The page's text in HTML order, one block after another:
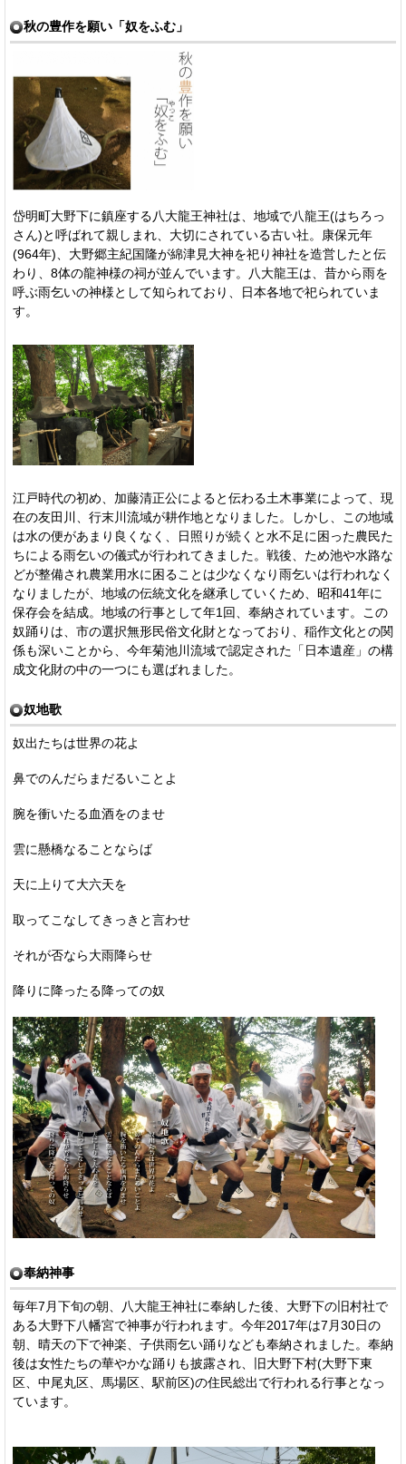
秋の豊作を願い「奴をふむ」
岱明町大野下に鎮座する八大龍王神社は、地域で八龍王(はちろっ
さん)と呼ばれて親しまれ、大切にされている古い社。康保元年
(964年)、大野郷主紀国隆が綿津見大神を祀り神社を造営したと伝
わり、8体の龍神様の祠が並んでいます。八大龍王は、昔から雨を
呼ぶ雨乞いの神様として知られており、日本各地で祀られていま
す。
江戸時代の初め、加藤清正公によると伝わる土木事業によって、現
在の友田川、行末川流域が耕作地となりました。しかし、この地域
は水の便があまり良くなく、日照りが続くと水不足に困った農民た
ちによる雨乞いの儀式が行われてきました。戦後、ため池や水路な
どが整備され農業用水に困ることは少なくなり雨乞いは行われなく
なりましたが、地域の伝統文化を継承していくため、昭和41年に
保存会を結成。地域の行事として年1回、奉納されています。この
奴踊りは、市の選択無形民俗文化財となっており、稲作文化との関
係も深いことから、今年菊池川流域で認定された「日本遺産」の構
成文化財の中の一つにも選ばれました。
奴地歌
奴出たちは世界の花よ
鼻でのんだらまだるいことよ
腕を衝いたる血酒をのませ
雲に懸橋なることならば
天に上りて大六天を
取ってこなしてきっきと言わせ
それが否なら大雨降らせ
降りに降ったる降っての奴
奉納神事
毎年7月下旬の朝、八大龍王神社に奉納した後、大野下の旧村社で
ある大野下八幡宮で神事が行われます。今年2017年は7月30日の
朝、晴天の下で神楽、子供雨乞い踊りなども奉納されました。奉納
後は女性たちの華やかな踊りも披露され、旧大野下村(大野下東
区、中尾丸区、馬場区、駅前区)の住民総出で行われる行事となっ
ています。